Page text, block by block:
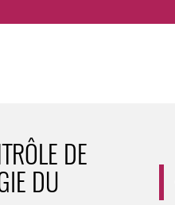
DE
DU